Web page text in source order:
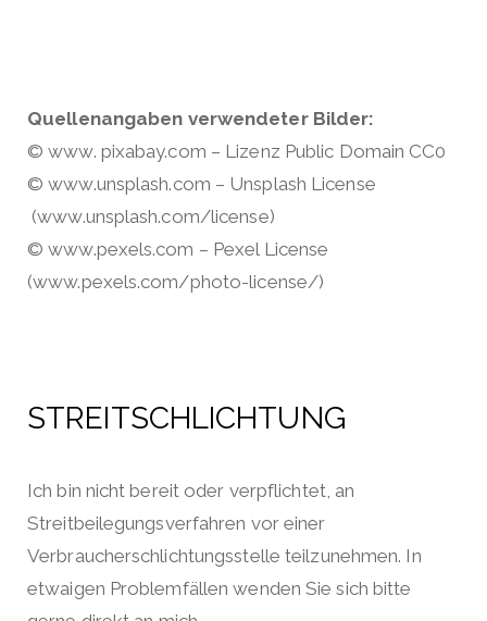
Quellenangaben verwendeter Bilder:
© www. pixabay.com – Lizenz Public Domain CC0
© www.unsplash.com – Unsplash License
(www.unsplash.com/license)
© www.pexels.com – Pexel License
(www.pexels.com/photo-license/)
STREITSCHLICHTUNG
Ich bin nicht bereit oder verpflichtet, an
Streitbeilegungsverfahren vor einer
Verbraucherschlichtungsstelle teilzunehmen. In
etwaigen Problemfällen wenden Sie sich bitte